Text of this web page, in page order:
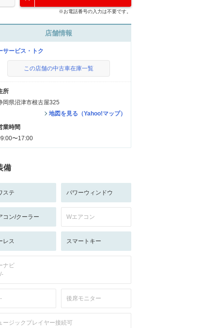
※お電話番号の入力は不要です。
店舗情報
サービス・トク
この店舗の中古車在庫一覧
所
岡県沼津市根古屋325
地図を見る（Yahoo!マップ）
業時間
〜17:00
備
ステ パワーウィンドウ
コン/クーラー Wエアコン
レス スマートキー
ナビ
後席モニター
ージックプレイヤー接続可